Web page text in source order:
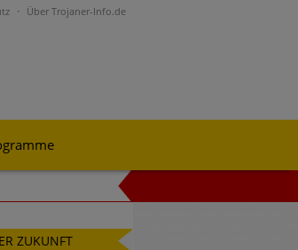
Über Trojaner-Info.de
und
ZUKUNFT